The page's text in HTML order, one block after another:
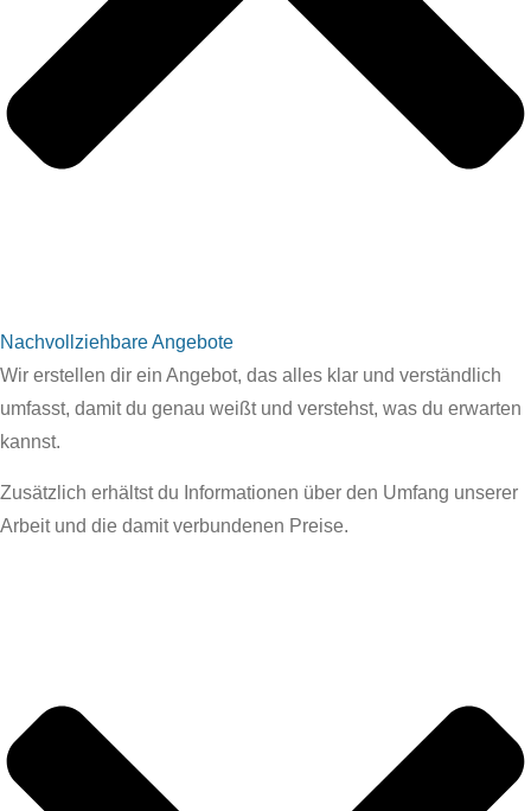
Nachvollziehbare Angebote
Wir erstellen dir ein Angebot, das alles klar und verständlich
umfasst, damit du genau weißt und verstehst, was du erwarten
kannst.
Zusätzlich erhältst du Informationen über den Umfang unserer
Arbeit und die damit verbundenen Preise.